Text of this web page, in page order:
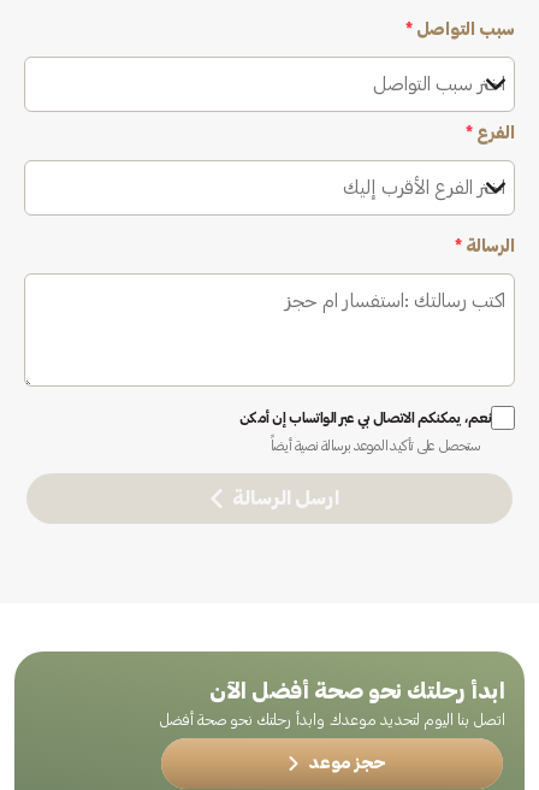
سبب التواصل *
اختر سبب التواصل
الفرع *
اختر الفرع الأقرب إليك
الرسالة *
نعم، يمكنكم الاتصال بي عبر الواتساب إن أمكن
ستحصل على تأكيد الموعد برسالة نصية أيضاً
ارسل الرسالة
ابدأ رحلتك نحو صحة أفضل الآن
اتصل بنا اليوم لتحديد موعدك وابدأ رحلتك نحو صحة أفضل
حجز موعد